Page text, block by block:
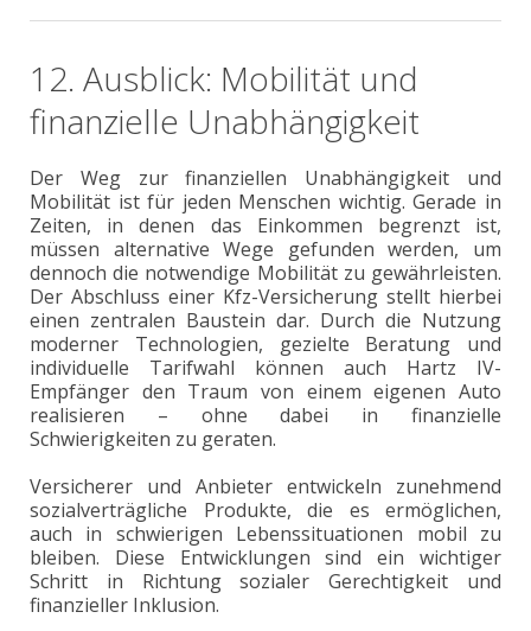
12. Ausblick: Mobilität und
finanzielle Unabhängigkeit
Der Weg zur finanziellen Unabhängigkeit und
Mobilität ist für jeden Menschen wichtig. Gerade in
Zeiten, in denen das Einkommen begrenzt ist,
müssen alternative Wege gefunden werden, um
dennoch die notwendige Mobilität zu gewährleisten.
Der Abschluss einer Kfz-Versicherung stellt hierbei
einen zentralen Baustein dar. Durch die Nutzung
moderner Technologien, gezielte Beratung und
individuelle Tarifwahl können auch Hartz IV-
Empfänger den Traum von einem eigenen Auto
realisieren – ohne dabei in finanzielle
Schwierigkeiten zu geraten.
Versicherer und Anbieter entwickeln zunehmend
sozialverträgliche Produkte, die es ermöglichen,
auch in schwierigen Lebenssituationen mobil zu
bleiben. Diese Entwicklungen sind ein wichtiger
Schritt in Richtung sozialer Gerechtigkeit und
finanzieller Inklusion.